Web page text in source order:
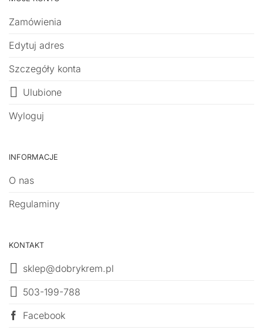
Zamówienia
Edytuj adres
Szczegóły konta
Ulubione
Wyloguj
INFORMACJE
O nas
Regulaminy
KONTAKT
sklep@dobrykrem.pl
503-199-788
Facebook